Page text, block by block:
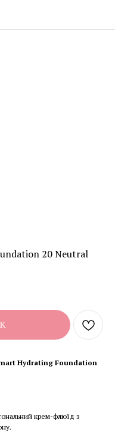
20 Neutral
Hydrating Foundation
крем-флюїд з